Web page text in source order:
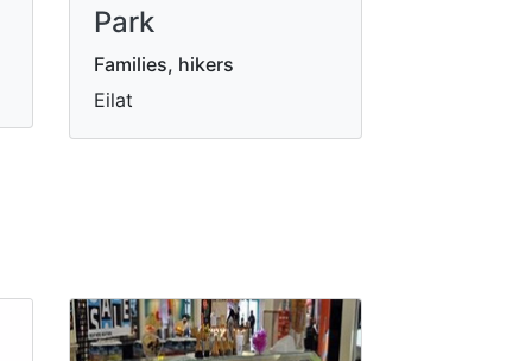
Park
Families, hikers
Eilat